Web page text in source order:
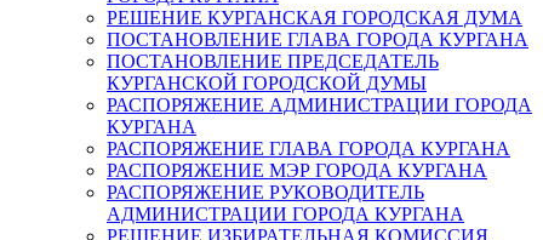
РЕШЕНИЕ КУРГАНСКАЯ ГОРОДСКАЯ ДУМА
ПОСТАНОВЛЕНИЕ ГЛАВА ГОРОДА КУРГАНА
ПОСТАНОВЛЕНИЕ ПРЕДСЕДАТЕЛЬ
КУРГАНСКОЙ ГОРОДСКОЙ ДУМЫ
РАСПОРЯЖЕНИЕ АДМИНИСТРАЦИИ ГОРОДА
КУРГАНА
РАСПОРЯЖЕНИЕ ГЛАВА ГОРОДА КУРГАНА
РАСПОРЯЖЕНИЕ МЭР ГОРОДА КУРГАНА
РАСПОРЯЖЕНИЕ РУКОВОДИТЕЛЬ
АДМИНИСТРАЦИИ ГОРОДА КУРГАНА
РЕШЕНИЕ ИЗБИРАТЕЛЬНАЯ КОМИССИЯ